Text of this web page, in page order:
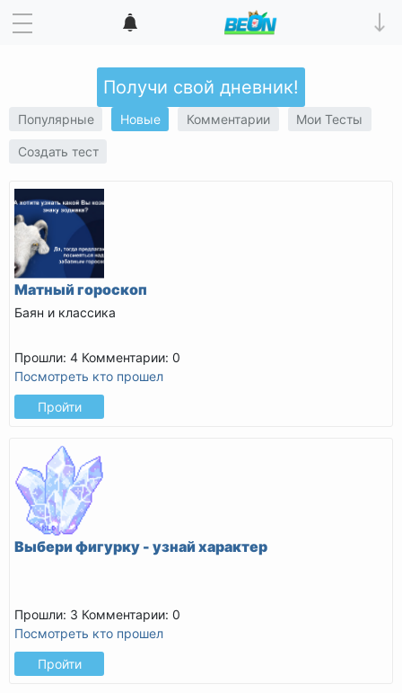
Получи свой дневник!
Популярные Новые Комментарии Мои Тесты
Создать тест
Матный гороскоп
Баян и классика
Прошли: 4 Комментарии: 0
Посмотреть кто прошел
Пройти
Выбери фигурку - узнай характер
Прошли: 3 Комментарии: 0
Посмотреть кто прошел
Пройти